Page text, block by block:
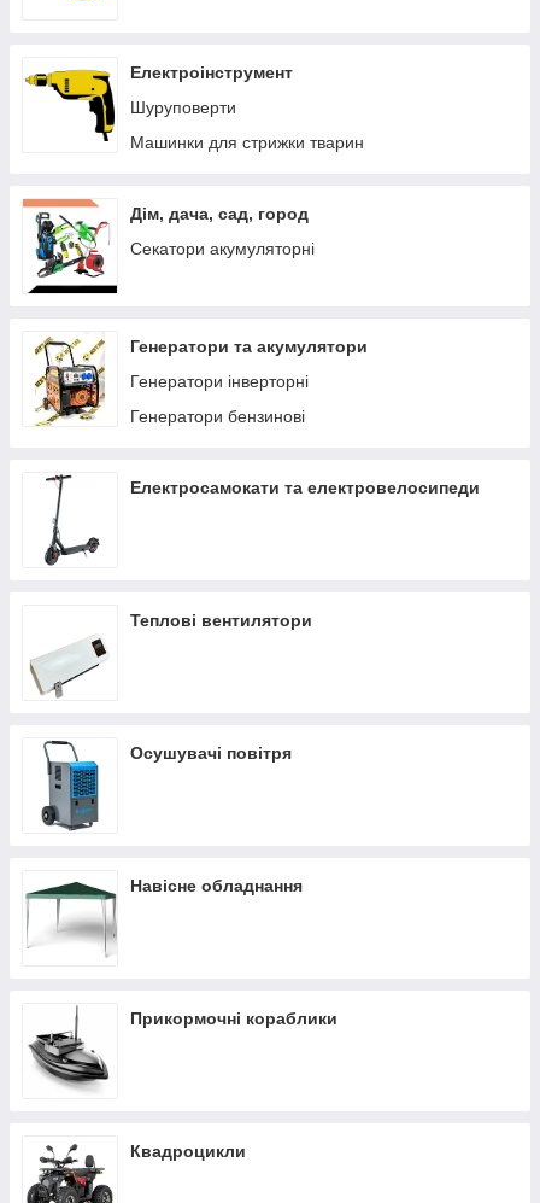
Електроінструмент
Шуруповерти
Машинки для стрижки тварин
Дім, дача, сад, город
Секатори акумуляторні
Генератори та акумулятори
Генератори інверторні
Генератори бензинові
Електросамокати та електровелосипеди
Теплові вентилятори
Осушувачі повітря
Навісне обладнання
Прикормочні кораблики
Квадроцикли